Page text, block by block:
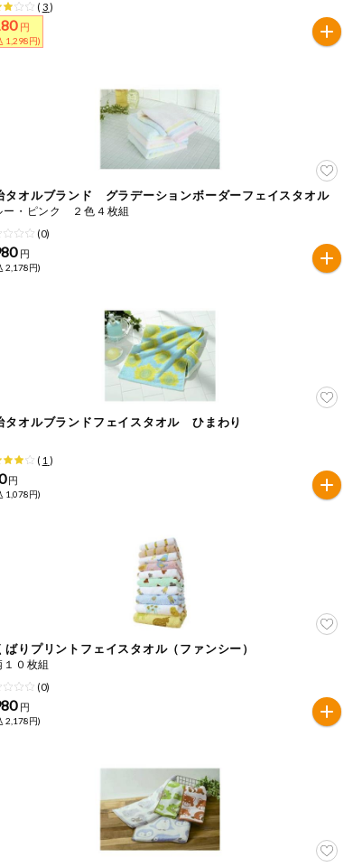
( 3)
円
1,298円)
タオルブランド グラデーションボーダーフェイスタオル
ー・ピンク ２色４枚組
(0)
円
2,178円)
タオルブランドフェイスタオル ひまわり
( 1 )
円
1,078円)
ばりプリントフェイスタオル（ファンシー）
１０枚組
(0)
円
2,178円)